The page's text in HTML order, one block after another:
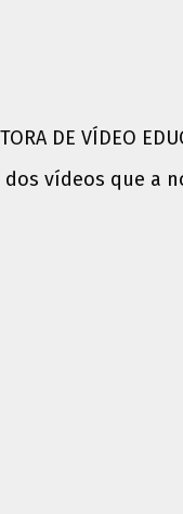
DE VÍDEO
dos vídeos que a